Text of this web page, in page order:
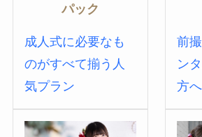
パック
成人式に必要なも
のがすべて揃う人
気プラン
前
ン
方へ